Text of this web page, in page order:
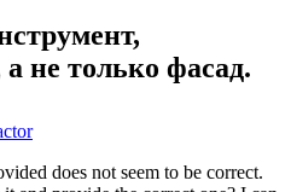
не только фасад.
does not seem to be correct.